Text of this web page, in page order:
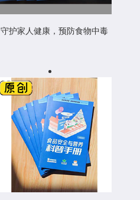
守护家人健康，预防食物中毒